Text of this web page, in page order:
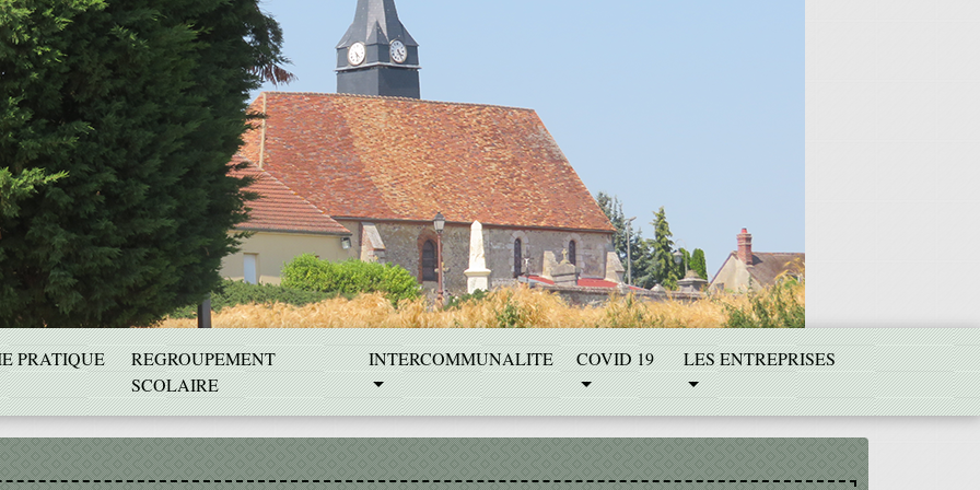
PRATIQUE
REGROUPEMENT
SCOLAIRE
INTERCOMMUNALITE COVID 19 LES ENTREPRISES